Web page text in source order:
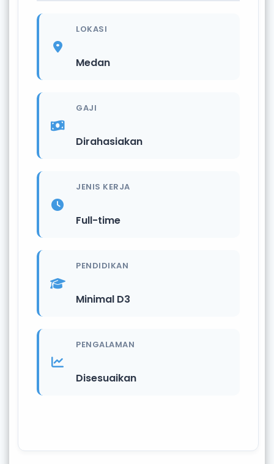
LOKASI
Medan
GAJI
Dirahasiakan
JENIS KERJA
Full-time
PENDIDIKAN
Minimal D3
PENGALAMAN
Disesuaikan